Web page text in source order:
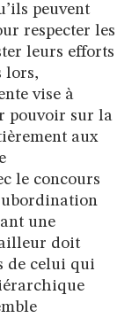
peuvent
respecter les
leurs efforts
lors,
vise à
pouvoir sur la
aux
le concours
une
doit
de celui qui